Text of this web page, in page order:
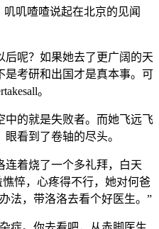
叽喳喳说起在北京的见闻
呢？如果她去了更广阔的天
是考研和出国才是真本事。可
。
中的就是失败者。而她飞远飞
看到了卷轴的尽头。
连着烧了一个多礼拜，白天
憔悴，心疼得不行，她对何爸
法，带洛洛去看个好医生。”